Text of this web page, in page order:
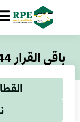
باقي القرار 444